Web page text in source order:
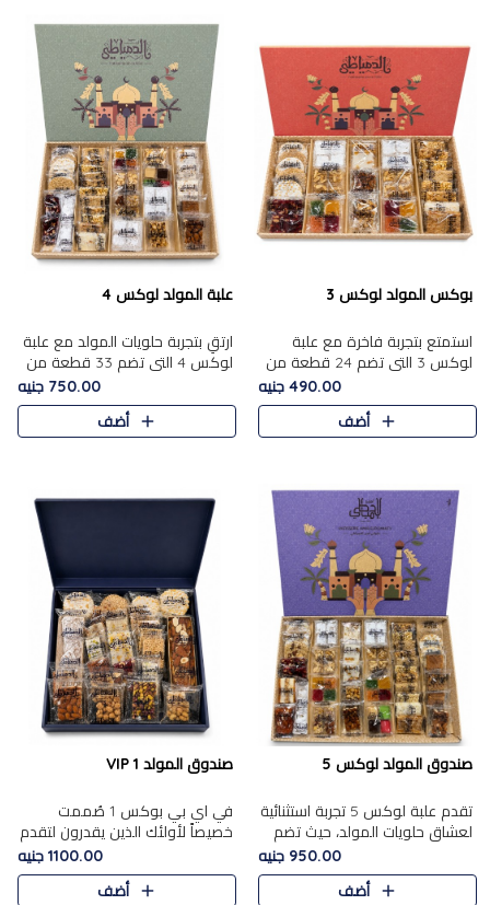
بوكس المولد لوكس 3
استمتع بتجربة فاخرة مع علبة
لوكس 3 التي تضم 24 قطعة من
أشهر حلويات المولد الشرقية
المختارة بعناية. تحتوي التشكيلة
على الجزرية بالفول، والملب..
490.00 جنيه
أضف
علبة المولد لوكس 4
ارتقِ بتجربة حلويات المولد مع علبة
لوكس 4 التي تضم 33 قطعة من
تشكيلة فاخرة ومتنوعة من أشهر
الأصناف الشرقية. تحتوي العلبة على
الجزرية بالفول،..
750.00 جنيه
أضف
صندوق المولد لوكس 5
تقدم علبة لوكس 5 تجربة استثنائية
لعشاق حلويات المولد، حيث تضم
42 قطعة من تشكيلة فاخرة تجمع
بين أشهر الأصناف التقليدية وأصناف
مميزة مختارة بع..
950.00 جنيه
أضف
صندوق المولد VIP 1
في اي بي بوكس 1 صُممت
خصيصاً لأولئك الذين يقدرون لتقدم
تجربة استثنائية بوكس تجمع بين
أفخر حلويات المولد المصري مع
تشكيلة مختارة من الأصناف ..
1100.00 جنيه
أضف